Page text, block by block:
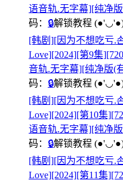
语音轨.无字幕][纯净
码： 🔒解锁教程
[韩剧][因为不想吃亏.
Love][2024][第9集
音轨.无字幕][纯净版(
码： 🔒解锁教程
[韩剧][因为不想吃亏.
Love][2024][第10集
语音轨.无字幕][纯净
码： 🔒解锁教程
[韩剧][因为不想吃亏.
Love][2024][第11集